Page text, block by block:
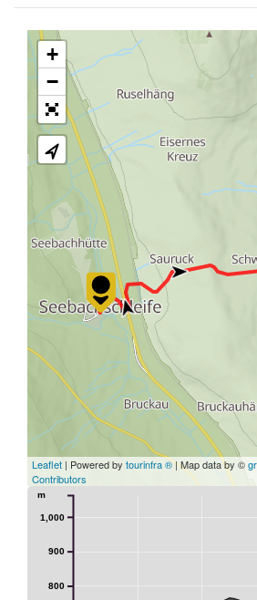
+
−
Leaflet | Powered by tourinfra ® | Map data by ©
Contributors
800
900
1,000
m